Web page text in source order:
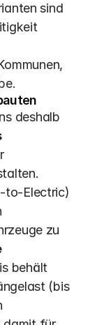
sind
deshalb
to-Electric)
zu
behält
(bis